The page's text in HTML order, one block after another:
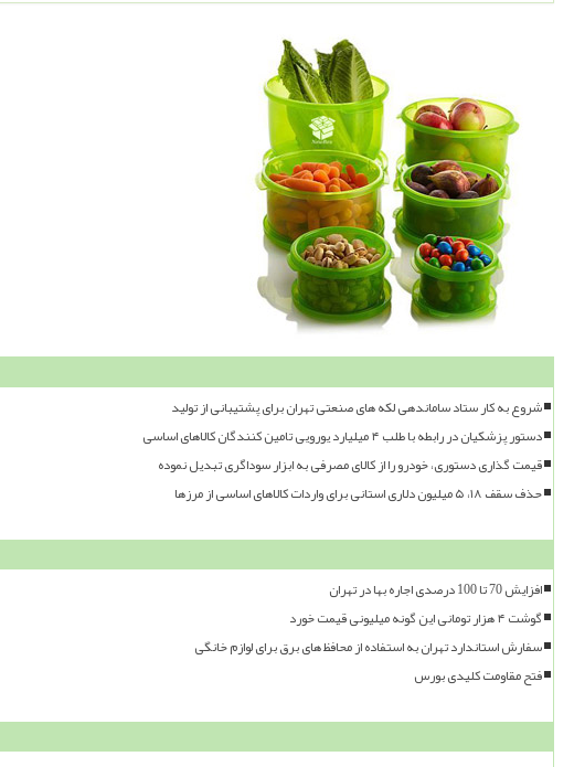
شروع به کار ستاد ساماندهی لکه های صنعتی تهران برای پشتیبانی از تولید
دستور پزشکیان در رابطه با طلب ۴ میلیارد یورویی تامین کنندگان کالاهای اساسی
قیمت گذاری دستوری، خودرو را از کالای مصرفی به ابزار سوداگری تبدیل نموده
حذف سقف ۱۸، ۵ میلیون دلاری استانی برای واردات کالاهای اساسی از مرزها
افزایش 70 تا 100 درصدی اجاره بها در تهران
گوشت ۴ هزار تومانی این گونه میلیونی قیمت خورد
سفارش استاندارد تهران به استفاده از محافظ های برق برای لوازم خانگی
فتح مقاومت کلیدی بورس